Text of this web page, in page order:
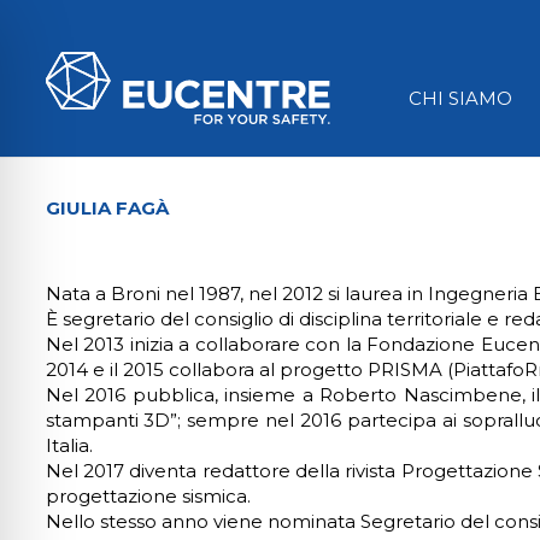
CHI SIAMO
GIULIA FAGÀ
Nata a Broni nel 1987, nel 2012 si laurea in
È segretario del consiglio di disciplina territoriale e
Nel 2013 inizia a collaborare con la Fondazione
2014 e il 2015 collabora al progetto PRISMA
Nel 2016 pubblica, insieme a Roberto
stampanti 3D”; sempre nel 2016 partecipa ai
Italia.
Nel 2017 diventa redattore della rivista
progettazione sismica.
Nello stesso anno viene nominata Segretario del
per disabilità visive